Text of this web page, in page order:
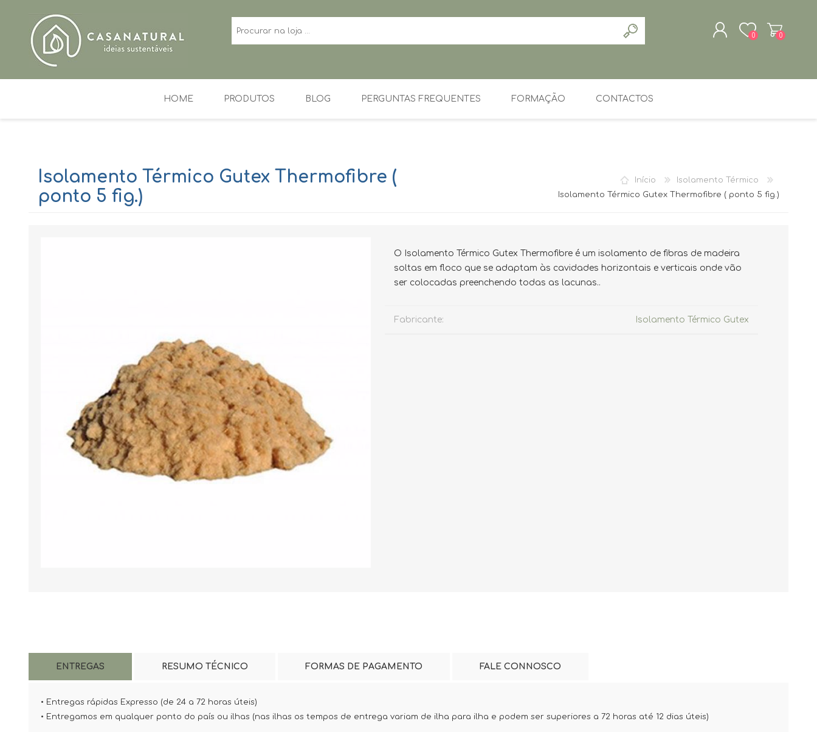
REGISTAR
ENTRAR
0 0
HOME PRODUTOS
ECOLÓGICAS
VENEZIANOS
MARMORINO TOOLS
INTERIORES
DETERGENTES
ECOLÓGICOS
BLOG PERGUNTAS FREQUENTES FORMAÇÃO CONTACTOS
Início
Isolamento Térmico
Isolamento Térmico Gutex Thermofibre ( ponto 5 fig.)
Isolamento Térmico Gutex Thermofibre (
ponto 5 fig.)
O Isolamento Térmico Gutex Thermofibre é um isolamento de fibras de madeira
soltas em floco que se adaptam às cavidades horizontais e verticais onde vão
ser colocadas preenchendo todas as lacunas..
Fabricante: Isolamento Térmico Gutex
ENTREGAS RESUMO TÉCNICO FORMAS DE PAGAMENTO FALE CONNOSCO
• Entregas rápidas Expresso (de 24 a 72 horas úteis)
• Entregamos em qualquer ponto do país ou ilhas (nas ilhas os tempos de entrega variam de ilha para ilha e podem ser superiores a 72 horas até 12 dias úteis)